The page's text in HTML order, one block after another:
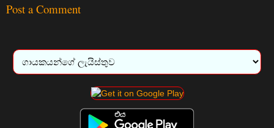
Post a Comment